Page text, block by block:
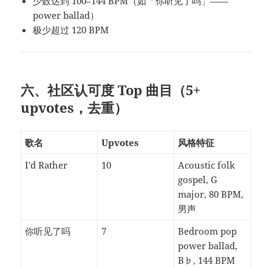
power ballad）
极少超过 120 BPM
六、社区认可度 Top 曲目（5+
upvotes，去重）
歌名 Upvotes
风格特征
I'd Rather
10
Acoustic folk
gospel, G
major, 80 BPM,
男声
你听见了吗
7
Bedroom pop
power ballad,
B♭, 144 BPM